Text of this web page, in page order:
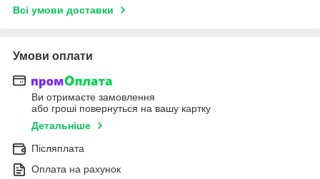
Всі умови доставки
Умови оплати
Ви отримаєте замовлення
або гроші повернуться на вашу картку
Детальніше
Післяплата
Оплата на рахунок